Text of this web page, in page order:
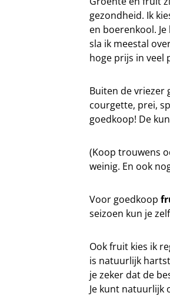
gezondheid. Ik
en boerenkool.
sla ik meestal
hoge prijs in veel
Buiten de vriezer
courgette, prei,
goedkoop! De
(Koop trouwens
weinig. En ook
Voor goedkoop
seizoen kun je
Ook fruit kies ik
is natuurlijk
je zeker dat de
Je kunt natuurlijk